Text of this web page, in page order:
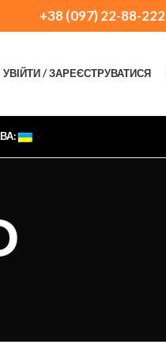
+38 (097) 22-88-222
УВІЙТИ / ЗАРЕЄСТРУВАТИСЯ